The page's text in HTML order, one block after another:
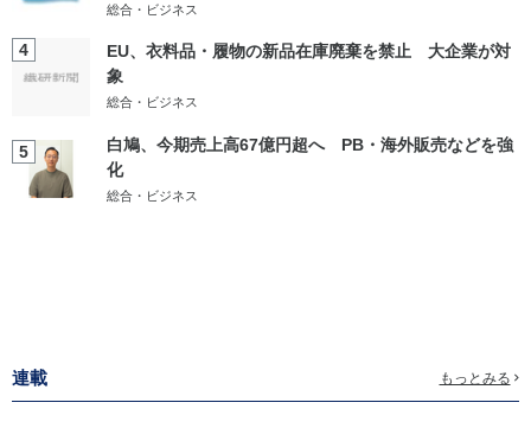
総合・ビジネス
4
EU、衣料品・履物の新品在庫廃棄を禁止 大企業が対
象
総合・ビジネス
5
白鳩、今期売上高67億円超へ PB・海外販売などを強
化
総合・ビジネス
連載 もっとみる